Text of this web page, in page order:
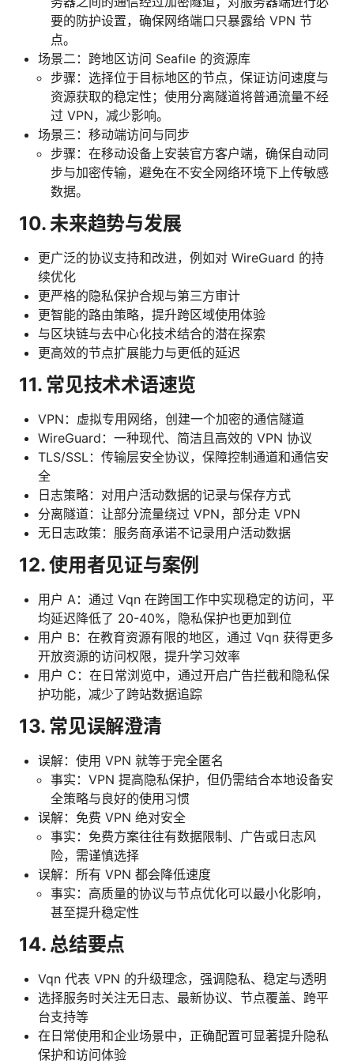
要的防护设置，确保网络端口只暴露给 VPN 节
点。
场景二：跨地区访问 Seafile 的资源库
步骤：选择位于目标地区的节点，保证访问速度与
资源获取的稳定性；使用分离隧道将普通流量不经
过 VPN，减少影响。
场景三：移动端访问与同步
步骤：在移动设备上安装官方客户端，确保自动同
步与加密传输，避免在不安全网络环境下上传敏感
数据。
10. 未来趋势与发展
更广泛的协议支持和改进，例如对 WireGuard 的持
续优化
更严格的隐私保护合规与第三方审计
更智能的路由策略，提升跨区域使用体验
与区块链与去中心化技术结合的潜在探索
更高效的节点扩展能力与更低的延迟
11. 常见技术术语速览
VPN：虚拟专用网络，创建一个加密的通信隧道
WireGuard：一种现代、简洁且高效的 VPN 协议
TLS/SSL：传输层安全协议，保障控制通道和通信安
全
日志策略：对用户活动数据的记录与保存方式
分离隧道：让部分流量绕过 VPN，部分走 VPN
无日志政策：服务商承诺不记录用户活动数据
12. 使用者见证与案例
用户 A：通过 Vqn 在跨国工作中实现稳定的访问，平
均延迟降低了 20-40%，隐私保护也更加到位
用户 B：在教育资源有限的地区，通过 Vqn 获得更多
开放资源的访问权限，提升学习效率
用户 C：在日常浏览中，通过开启广告拦截和隐私保
护功能，减少了跨站数据追踪
13. 常见误解澄清
误解：使用 VPN 就等于完全匿名
事实：VPN 提高隐私保护，但仍需结合本地设备安
全策略与良好的使用习惯
误解：免费 VPN 绝对安全
事实：免费方案往往有数据限制、广告或日志风
险，需谨慎选择
误解：所有 VPN 都会降低速度
事实：高质量的协议与节点优化可以最小化影响，
甚至提升稳定性
14. 总结要点
Vqn 代表 VPN 的升级理念，强调隐私、稳定与透明
选择服务时关注无日志、最新协议、节点覆盖、跨平
台支持等
在日常使用和企业场景中，正确配置可显著提升隐私
保护和访问体验